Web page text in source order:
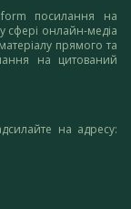
посилання на
у сфері онлайн-медіа
прямого та
на цитований
на адресу: